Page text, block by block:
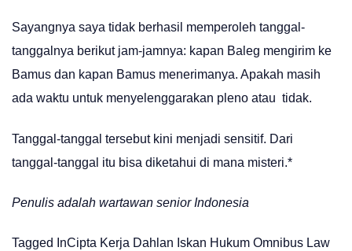
Sayangnya saya tidak berhasil memperoleh tanggal-
tanggalnya berikut jam-jamnya: kapan Baleg mengirim ke
Bamus dan kapan Bamus menerimanya. Apakah masih
ada waktu untuk menyelenggarakan pleno atau tidak.
Tanggal-tanggal tersebut kini menjadi sensitif. Dari
tanggal-tanggal itu bisa diketahui di mana misteri.*
Penulis adalah wartawan senior Indonesia
Tagged InCipta Kerja Dahlan Iskan Hukum Omnibus Law